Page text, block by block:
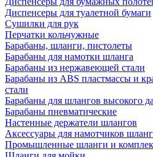
Диспенсеры для туалетной бумаги
Сушилки для рук
Перчатки кольчужные
Барабаны, шланги, пистолеты
Барабаны для намотки шланга
Барабаны из нержавеющей стали
Барабаны из ABS пластмассы и
стали
Барабаны для шлангов высокого
Барабаны пневматические
Настенные держатели шлангов
Аксессуары для намотчиков
Промышленные шланги и